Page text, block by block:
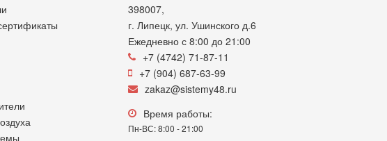
398007,
г. Липецк, ул. Ушинского д.6
Ежедневно с 8:00 до 21:00
+7 (4742) 71-87-11
+7 (904) 687-63-99
zakaz@sistemy48.ru
Время работы:
Пн-ВС: 8:00 - 21:00